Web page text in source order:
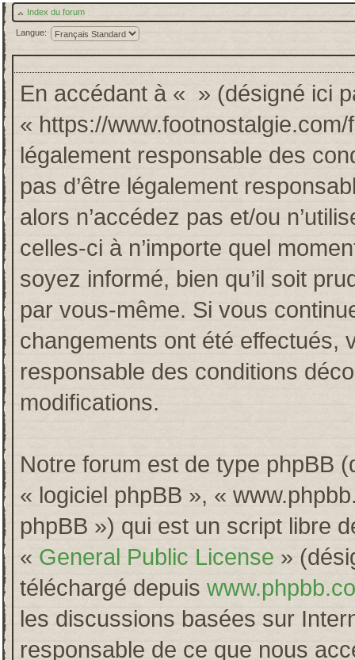
Index du forum
Langue:
En accédant à « » (désigné ici
« https://
légalement responsable des
pas d’être légalement
alors n’accédez pas et/ou
celles-ci à n’importe quel
soyez informé, bien qu’il soit
par vous-même. Si vous
changements ont été effectués,
responsable des conditions
modifications.
Notre forum est de type phpBB
« logiciel phpBB », «
phpBB ») qui est un script libre
« General Public License »
téléchargé depuis
les discussions basées sur
responsable de ce que nous